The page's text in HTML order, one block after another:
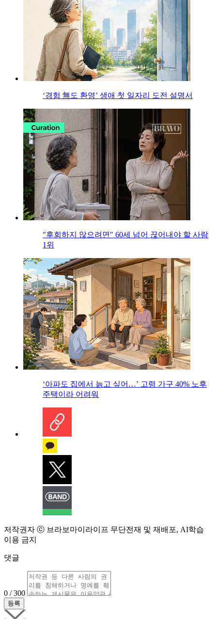
‘경험 無도 환영’ 생애 첫 일자리 도전 설명서
"후회하지 않으려면" 60세 넘어 끊어내야 할 사람
1위
‘아파도 집에서 늙고 싶어…’ 고령 가구 40% 노후
주택이라 어려워
저작권자 ⓒ 브라보마이라이프 무단전재 및 재배포, AI학습
이용 금지
댓글
0 / 300